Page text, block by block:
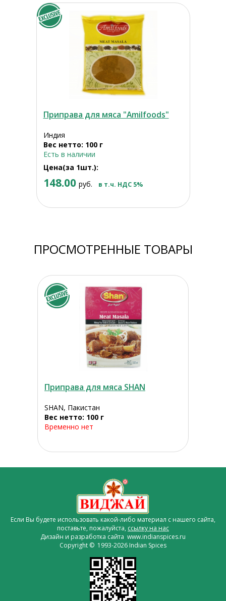
Приправа для мяса "Amilfoods"
Индия
Вес нетто: 100 г
Есть в наличии
Цена(за 1шт.):
148.00 руб. в т.ч. НДС 5%
ПРОСМОТРЕННЫЕ ТОВАРЫ
Приправа для мяса SHAN
SHAN, Пакистан
Вес нетто: 100 г
Временно нет
Если Вы будете использовать какой-либо материал с нашего сайта,
поставьте, пожалуйста, ссылку на нас
Дизайн и разработка сайта www.indianspices.ru
Copyright © 1993-2026 Indian Spices